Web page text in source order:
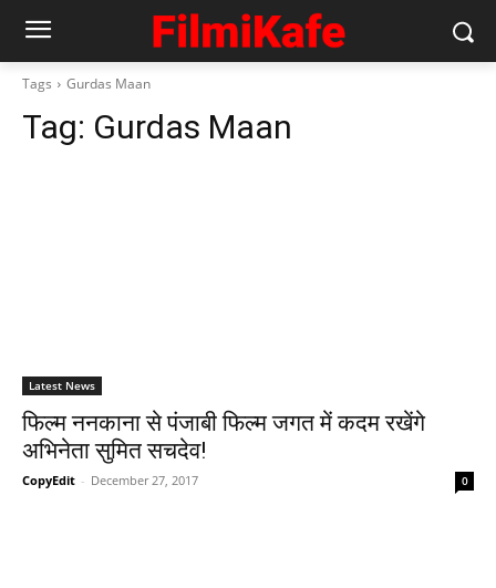
Tags Gurdas Maan
Tag: Gurdas Maan
Latest News
फिल्म ननकाना से पंजाबी फिल्म जगत में कदम रखेंगे
अभिनेता सुमित सचदेव!
CopyEdit - December 27, 2017 0